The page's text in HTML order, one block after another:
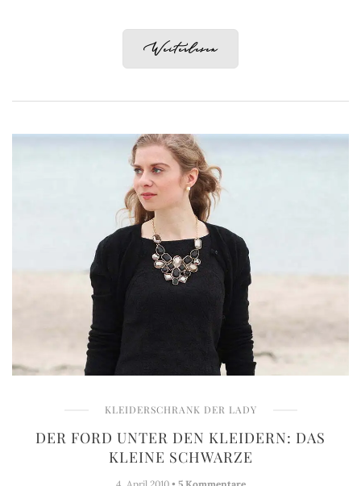
Weiterlesen
KLEIDERSCHRANK DER LADY
DER FORD UNTER DEN KLEIDERN: DAS
KLEINE SCHWARZE